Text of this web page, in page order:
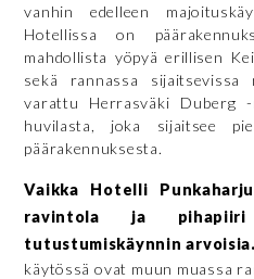
vanhin edelleen
Hotellissa on
mahdollista yöpyä erillisen
sekä rannassa sijaitsevissa
varattu Herrasväki Duberg
huvilasta, joka sijaitsee
päärakennuksesta.
Vaikka Hotelli
ravintola ja
tutustumiskäynnin arvoisia.
käytössä ovat muun muassa